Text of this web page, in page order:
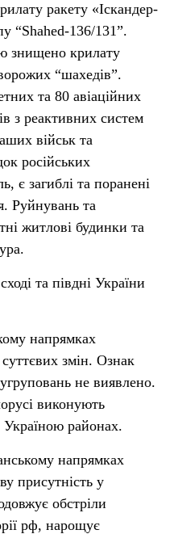
ракету «Іскандер-
“Shahed-136/131”.
знищено крилату
“шахедів”.
та 80 авіаційних
з реактивних систем
військ та
російських
є загиблі та поранені
Руйнувань та
житлові будинки та
та півдні України
напрямках
змін. Ознак
не виявлено.
виконують
районах.
напрямках
присутність у
обстріли
рф, нарощує